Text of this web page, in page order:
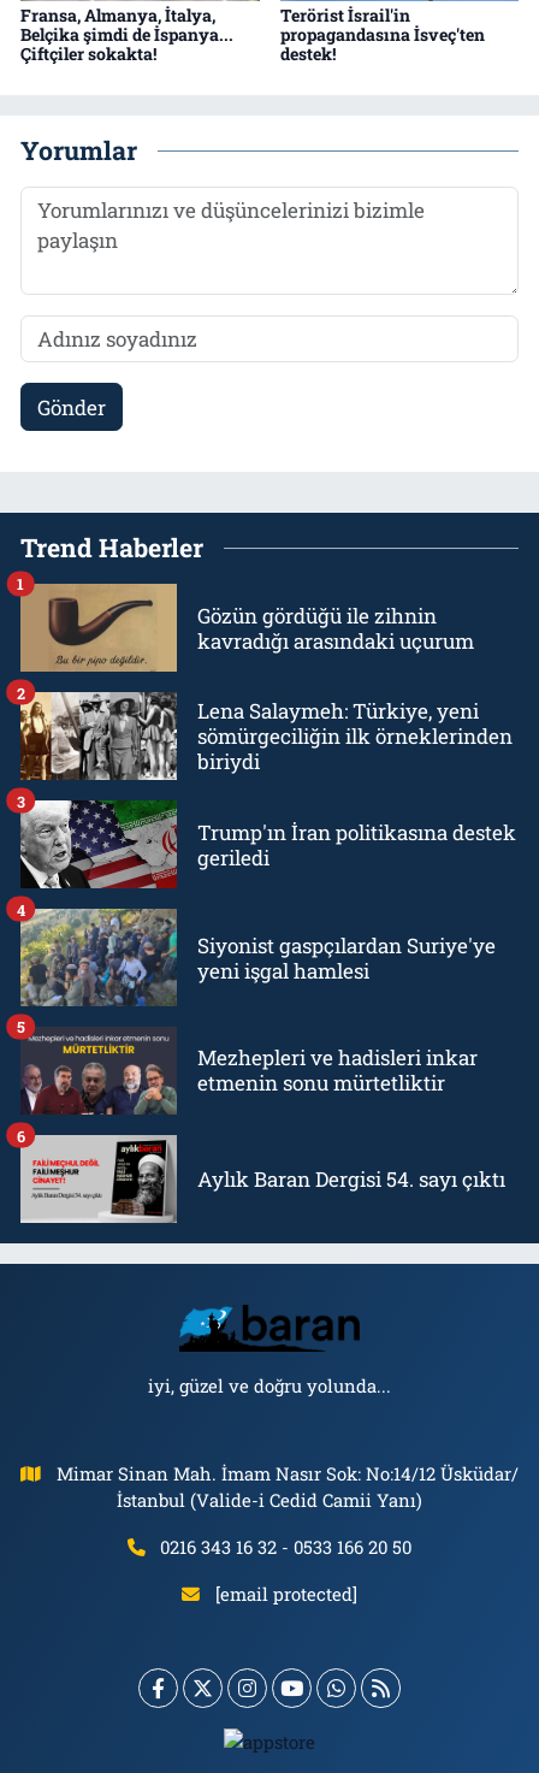
Fransa, Almanya, İtalya,
Belçika şimdi de İspanya...
Çiftçiler sokakta!
Terörist İsrail'in
propagandasına İsveç'ten
destek!
Yorumlar
Gönder
Trend Haberler
Gözün gördüğü ile zihnin
kavradığı arasındaki uçurum
1
Lena Salaymeh: Türkiye, yeni
sömürgeciliğin ilk örneklerinden
biriydi
2
Trump'ın İran politikasına destek
geriledi
3
Siyonist gaspçılardan Suriye'ye
yeni işgal hamlesi
4
Mezhepleri ve hadisleri inkar
etmenin sonu mürtetliktir
5
Aylık Baran Dergisi 54. sayı çıktı
6
iyi, güzel ve doğru yolunda...
Mimar Sinan Mah. İmam Nasır Sok: No:14/12 Üsküdar/
İstanbul (Valide-i Cedid Camii Yanı)
0216 343 16 32 - 0533 166 20 50
[email protected]